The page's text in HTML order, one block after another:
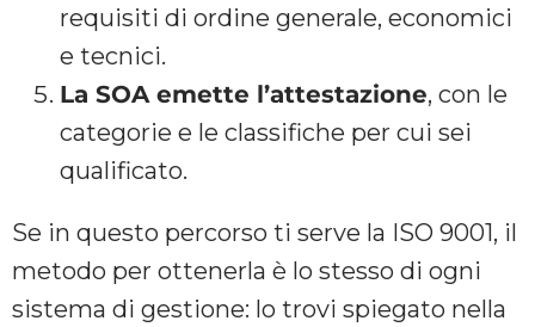
requisiti di ordine generale, economici
e tecnici.
La SOA emette l’attestazione, con le
categorie e le classifiche per cui sei
qualificato.
Se in questo percorso ti serve la ISO 9001, il
metodo per ottenerla è lo stesso di ogni
sistema di gestione: lo trovi spiegato nella